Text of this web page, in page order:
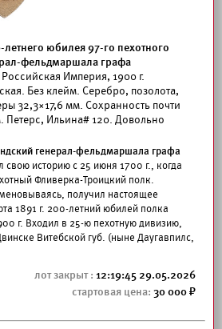
юбилея 97-го пехотного
фельдмаршала графа
Российская Империя, 1900 г.
Без клейм. Серебро, позолота,
32,3×17,6 мм. Сохранность почти
Петерс, Ильина# 120. Довольно
генерал-фельдмаршала графа
свою историю с 25 июня 1700 г., когда
Фливерка-Троицкий полк.
получил настоящее
1891 г. 200-летний юбилей полка
г. Входил в 25-ю пехотную дивизию,
Витебской губ. (ныне Даугавпилс,
12:19:45 29.05.2026
30 000